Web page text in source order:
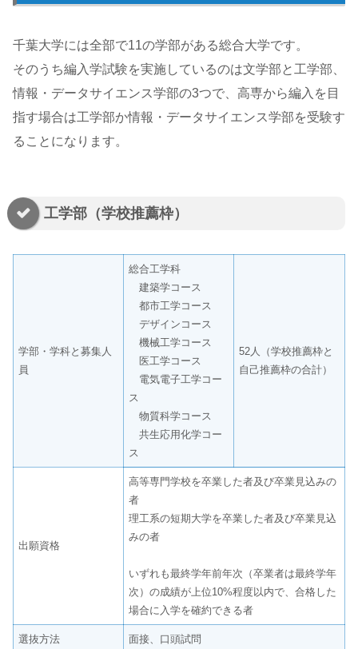
千葉大学には全部で11の学部がある総合大学です。
そのうち編入学試験を実施しているのは文学部と工学部、
情報・データサイエンス学部の3つで、高専から編入を目
指す場合は工学部か情報・データサイエンス学部を受験す
ることになります。
工学部（学校推薦枠）
学部・学科と募集人
員
総合工学科
建築学コース
都市工学コース
デザインコース
機械工学コース
医工学コース
電気電子工学コー
ス
物質科学コース
共生応用化学コー
ス
52人（学校推薦枠と
自己推薦枠の合計）
出願資格
高等専門学校を卒業した者及び卒業見込みの
者
理工系の短期大学を卒業した者及び卒業見込
みの者
いずれも最終学年前年次（卒業者は最終学年
次）の成績が上位10%程度以内で、合格した
場合に入学を確約できる者
選抜方法 面接、口頭試問